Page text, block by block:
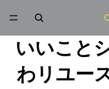
いいこと
わリユー